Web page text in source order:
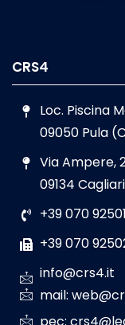
CRS4
Loc. Piscina
09050 Pula
Via Ampere,
09134
+39 070 92501
+39 070
info@crs4.it
mail: